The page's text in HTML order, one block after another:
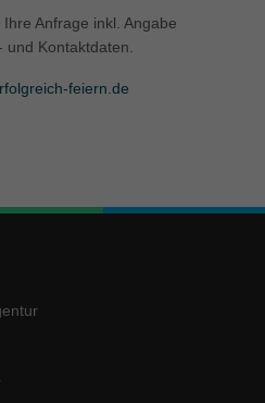
Anfrage inkl. Angabe
Kontaktdaten.
feiern.de